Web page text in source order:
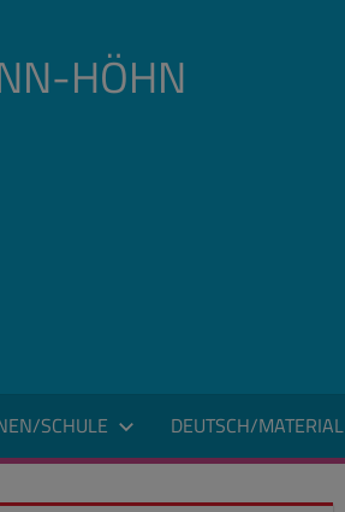
HÖHN
SCHULE DEUTSCH/MATERIAL